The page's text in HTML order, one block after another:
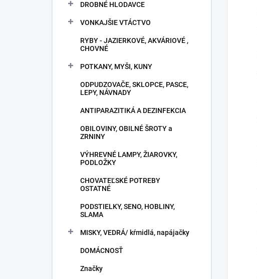
DROBNÉ HLODAVCE
VONKAJŠIE VTÁCTVO
RYBY - JAZIERKOVÉ, AKVÁRIOVÉ ,
CHOVNÉ
POTKANY, MYŠI, KUNY
ODPUDZOVAČE, SKLOPCE, PASCE,
LEPY, NÁVNADY
ANTIPARAZITIKÁ A DEZINFEKCIA
OBILOVINY, OBILNÉ ŠROTY a
ZRNINY
VÝHREVNÉ LAMPY, ŽIAROVKY,
PODLOŽKY
CHOVATEĽSKÉ POTREBY
OSTATNÉ
PODSTIELKY, SENO, HOBLINY,
SLAMA
MISKY, VEDRÁ/ kŕmidlá, napájačky
DOMÁCNOSŤ
Značky